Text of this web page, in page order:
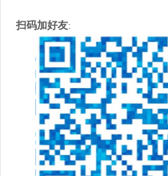
扫码加好友: